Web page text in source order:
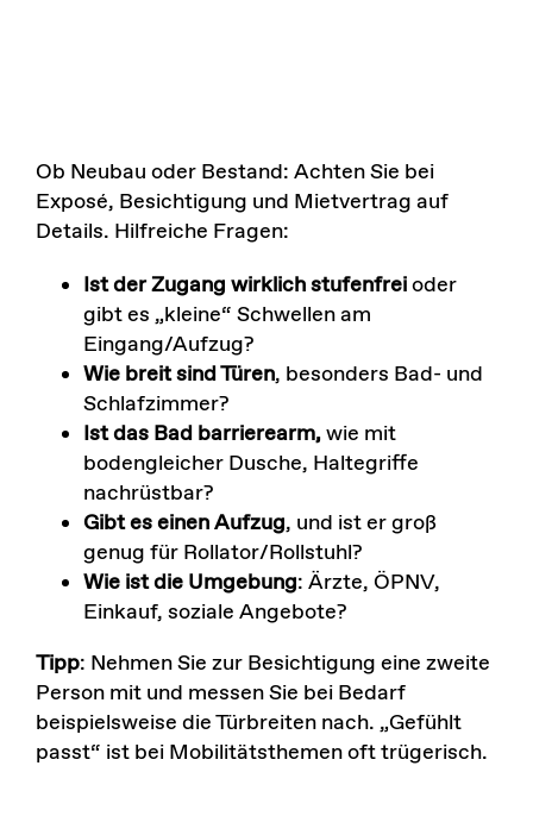
Ob Neubau oder Bestand: Achten Sie bei
Exposé, Besichtigung und Mietvertrag auf
Details. Hilfreiche Fragen:
Ist der Zugang wirklich stufenfreioder
gibt es „kleine“ Schwellen am
Eingang/Aufzug?
Wie breit sind Türen, besonders Bad- und
Schlafzimmer?
Ist das Bad barrierearm,wie mit
bodengleicher Dusche, Haltegriffe
nachrüstbar?
Gibt es einen Aufzug, und ist er groß
genug für Rollator/Rollstuhl?
Wie ist die Umgebung: Ärzte, ÖPNV,
Einkauf, soziale Angebote?
Tipp: Nehmen Sie zur Besichtigung eine zweite
Person mit und messen Sie bei Bedarf
beispielsweise die Türbreiten nach. „Gefühlt
passt“ ist bei Mobilitätsthemen oft trügerisch.